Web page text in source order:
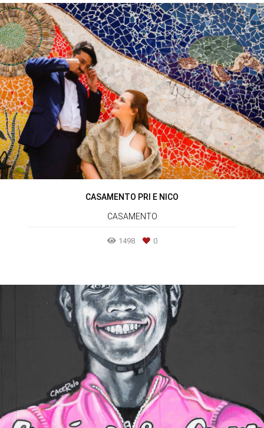
CASAMENTO PRI E NICO
CASAMENTO
1498 0